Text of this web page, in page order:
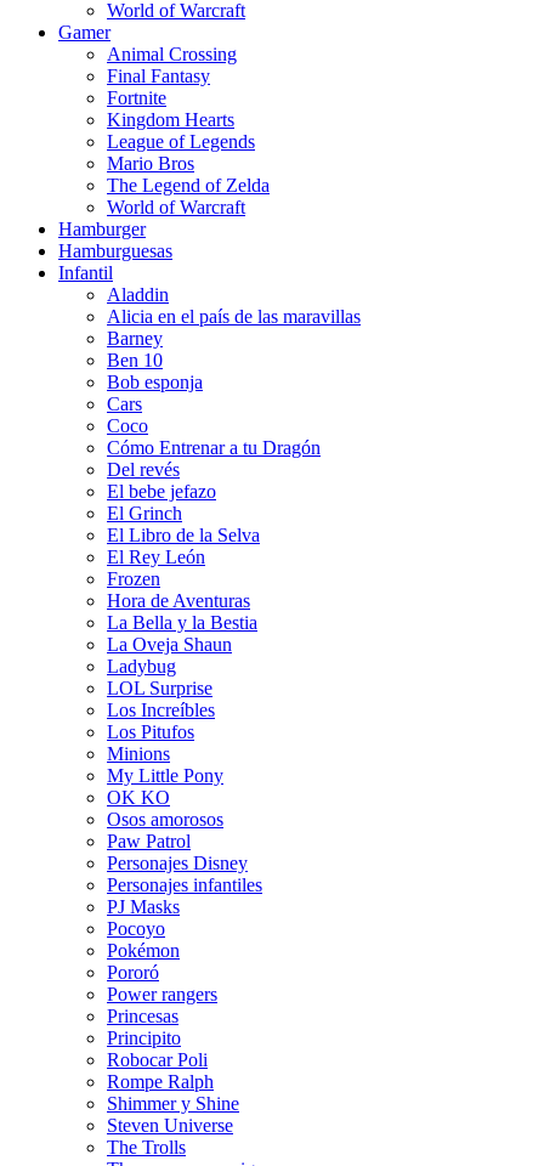
World of Warcraft
Gamer
Animal Crossing
Final Fantasy
Fortnite
Kingdom Hearts
League of Legends
Mario Bros
The Legend of Zelda
World of Warcraft
Hamburger
Hamburguesas
Infantil
Aladdin
Alicia en el país de las maravillas
Barney
Ben 10
Bob esponja
Cars
Coco
Cómo Entrenar a tu Dragón
Del revés
El bebe jefazo
El Grinch
El Libro de la Selva
El Rey León
Frozen
Hora de Aventuras
La Bella y la Bestia
La Oveja Shaun
Ladybug
LOL Surprise
Los Increíbles
Los Pitufos
Minions
My Little Pony
OK KO
Osos amorosos
Paw Patrol
Personajes Disney
Personajes infantiles
PJ Masks
Pocoyo
Pokémon
Pororó
Power rangers
Princesas
Principito
Robocar Poli
Rompe Ralph
Shimmer y Shine
Steven Universe
The Trolls